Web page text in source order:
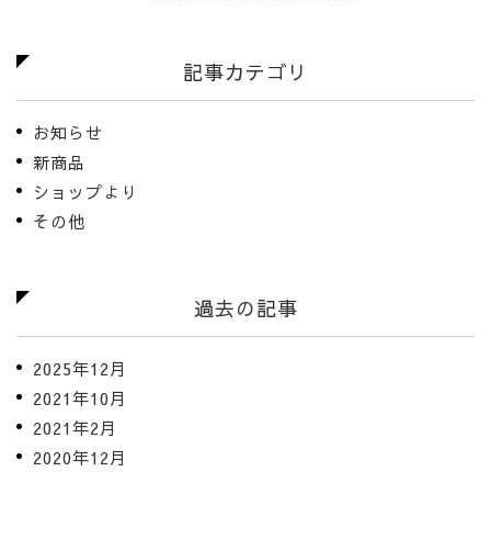
記事カテゴリ
お知らせ
新商品
ショップより
その他
過去の記事
2025年12月
2021年10月
2021年2月
2020年12月